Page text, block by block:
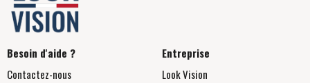
Besoin d'aide ?
Contactez-nous
Entreprise
Look Vision